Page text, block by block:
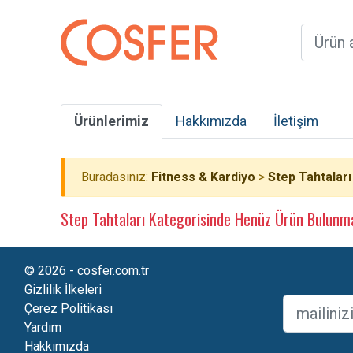
Ürünlerimiz Hakkımızda İletişim
Buradasınız: Fitness & Kardiyo > Step Tahtaları
Step Tahtaları Kategorisinde Henüz Ürün
© 2026 - cosfer.com.tr
Gizlilik İlkeleri
Çerez Politikası
Yardım
Hakkımızda